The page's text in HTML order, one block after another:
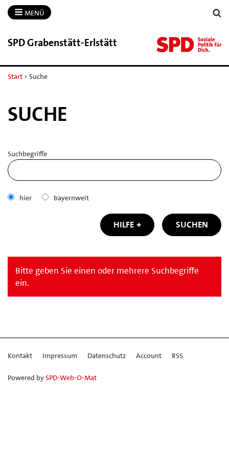
MENÜ
SPD Grabenstätt-​Erlstätt
Start › Suche
SUCHE
Suchbegriffe
hier bayernweit
HILFE SUCHEN
Bitte geben Sie einen oder mehrere Suchbegriffe
ein.
Kontakt Impressum Datenschutz Account RSS
Powered bySPD-Web-O-Mat